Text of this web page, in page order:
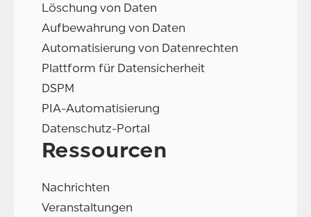
Löschung von Daten
Aufbewahrung von Daten
Automatisierung von Datenrechten
Plattform für Datensicherheit
DSPM
PIA-Automatisierung
Datenschutz-Portal
Ressourcen
Nachrichten
Veranstaltungen